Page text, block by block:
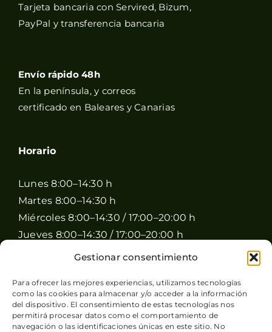
Gestionar consentimiento
Para ofrecer las mejores experiencias, utilizamos tecnologías
como las cookies para almacenar y/o acceder a la información
del dispositivo. El consentimiento de estas tecnologías nos
permitirá procesar datos como el comportamiento de
navegación o las identificaciones únicas en este sitio. No
Tarjeta bancaria con Servired, Bizum,
PayPal y transferencia bancaria
Envío rápido 48h
En la península, y correos
certificado en Baleares y Canarias
Horario
Lunes 8:00–14:30 h
Martes 8:00–14:30 h
Miércoles 8:00–14:30 / 17:00–20:00 h
Jueves 8:00–14:30 / 17:00–20:00 h
Viernes 8:00–14:30 / 17:00–20:00 h
Domingo Cerrado